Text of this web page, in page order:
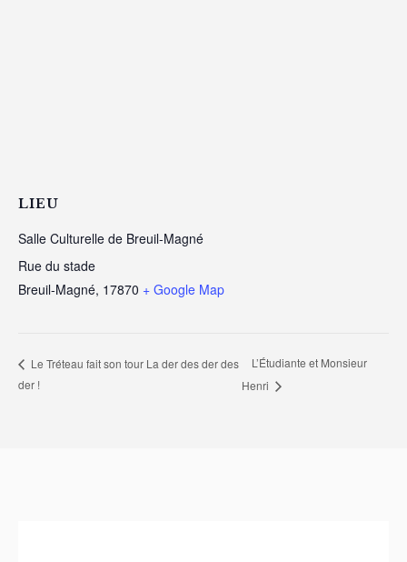
LIEU
Salle Culturelle de Breuil-Magné
Rue du stade
Breuil-Magné, 17870 + Google Map
Le Tréteau fait son tour La der des der des
der !
L’Étudiante et Monsieur
Henri